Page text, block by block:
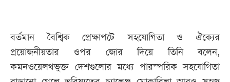
বর্তমান বৈশ্বিক প্রেক্ষাপটে সহযোগিতা ও ঐক্যের
প্রয়োজনীয়তার ওপর জোর দিয়ে তিনি বলেন,
কমনওয়েলথভুক্ত দেশগুলোর মধ্যে পারস্পরিক সহযোগিতা